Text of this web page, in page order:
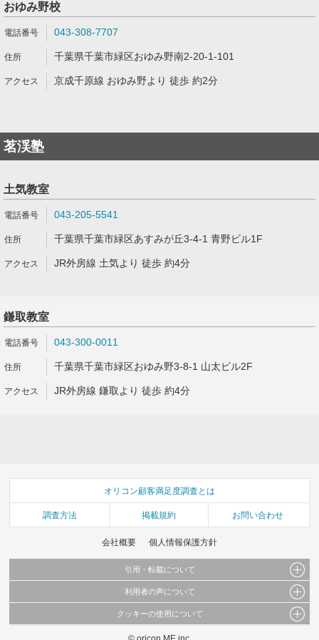
おゆみ野校
043-308-7707
千葉県千葉市緑区おゆみ野南2-20-1-101
京成千原線 おゆみ野より 徒歩 約2分
茗渓塾
土気教室
043-205-5541
千葉県千葉市緑区あすみが丘3-4-1 青野ビル1F
JR外房線 土気より 徒歩 約4分
鎌取教室
043-300-0011
千葉県千葉市緑区おゆみ野3-8-1 山太ビル2F
JR外房線 鎌取より 徒歩 約4分
オリコン顧客満足度調査とは
調査方法 掲載規約 お問い合わせ
会社概要 個人情報保護方針
引用・転載について
当サイトで公開されている情報（文字、写真、イラスト、画像データ等）及びこれらの配
これらの情報を権利者の許可なく無断転載・複製などの二次利用を行うことは固く禁じて
利用者の声について
当サイトに掲載している内容はすべてサービスの利用者が提出された見解・感想です。
クッキーの使用について
このサイトでは Cookie を使用して、ユーザーに合わせたコンテンツや広告の表示、ソー